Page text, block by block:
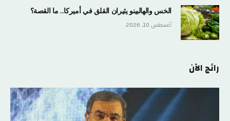
الخس والهالبينو يثيران القلق في أميركا.. ما القصة؟
أغسطس 10, 2026
رائج الآن